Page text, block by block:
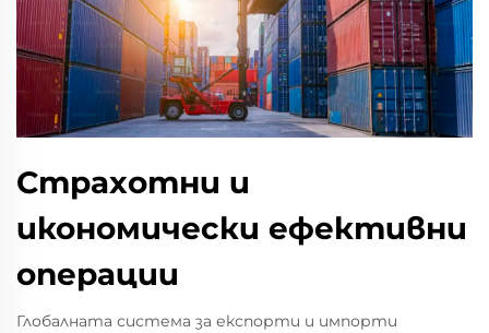
Страхотни и
икономически ефективни
операции
Глобалната система за експорти и импорти